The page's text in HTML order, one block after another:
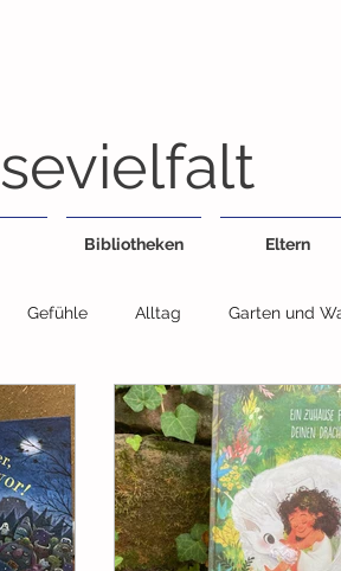
Bibliotheken Eltern
Gefühle Alltag Garten und
Feste Geschwister Essen
Gegensätze Sachbuch